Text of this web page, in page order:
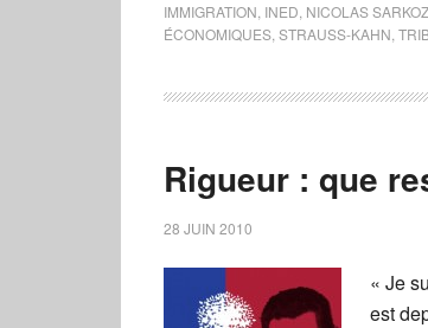
IMMIGRATION INED NICOLAS
ÉCONOMIQUES STRAUSS-KAHN
Rigueur : que
28 JUIN 2010
« Je
est